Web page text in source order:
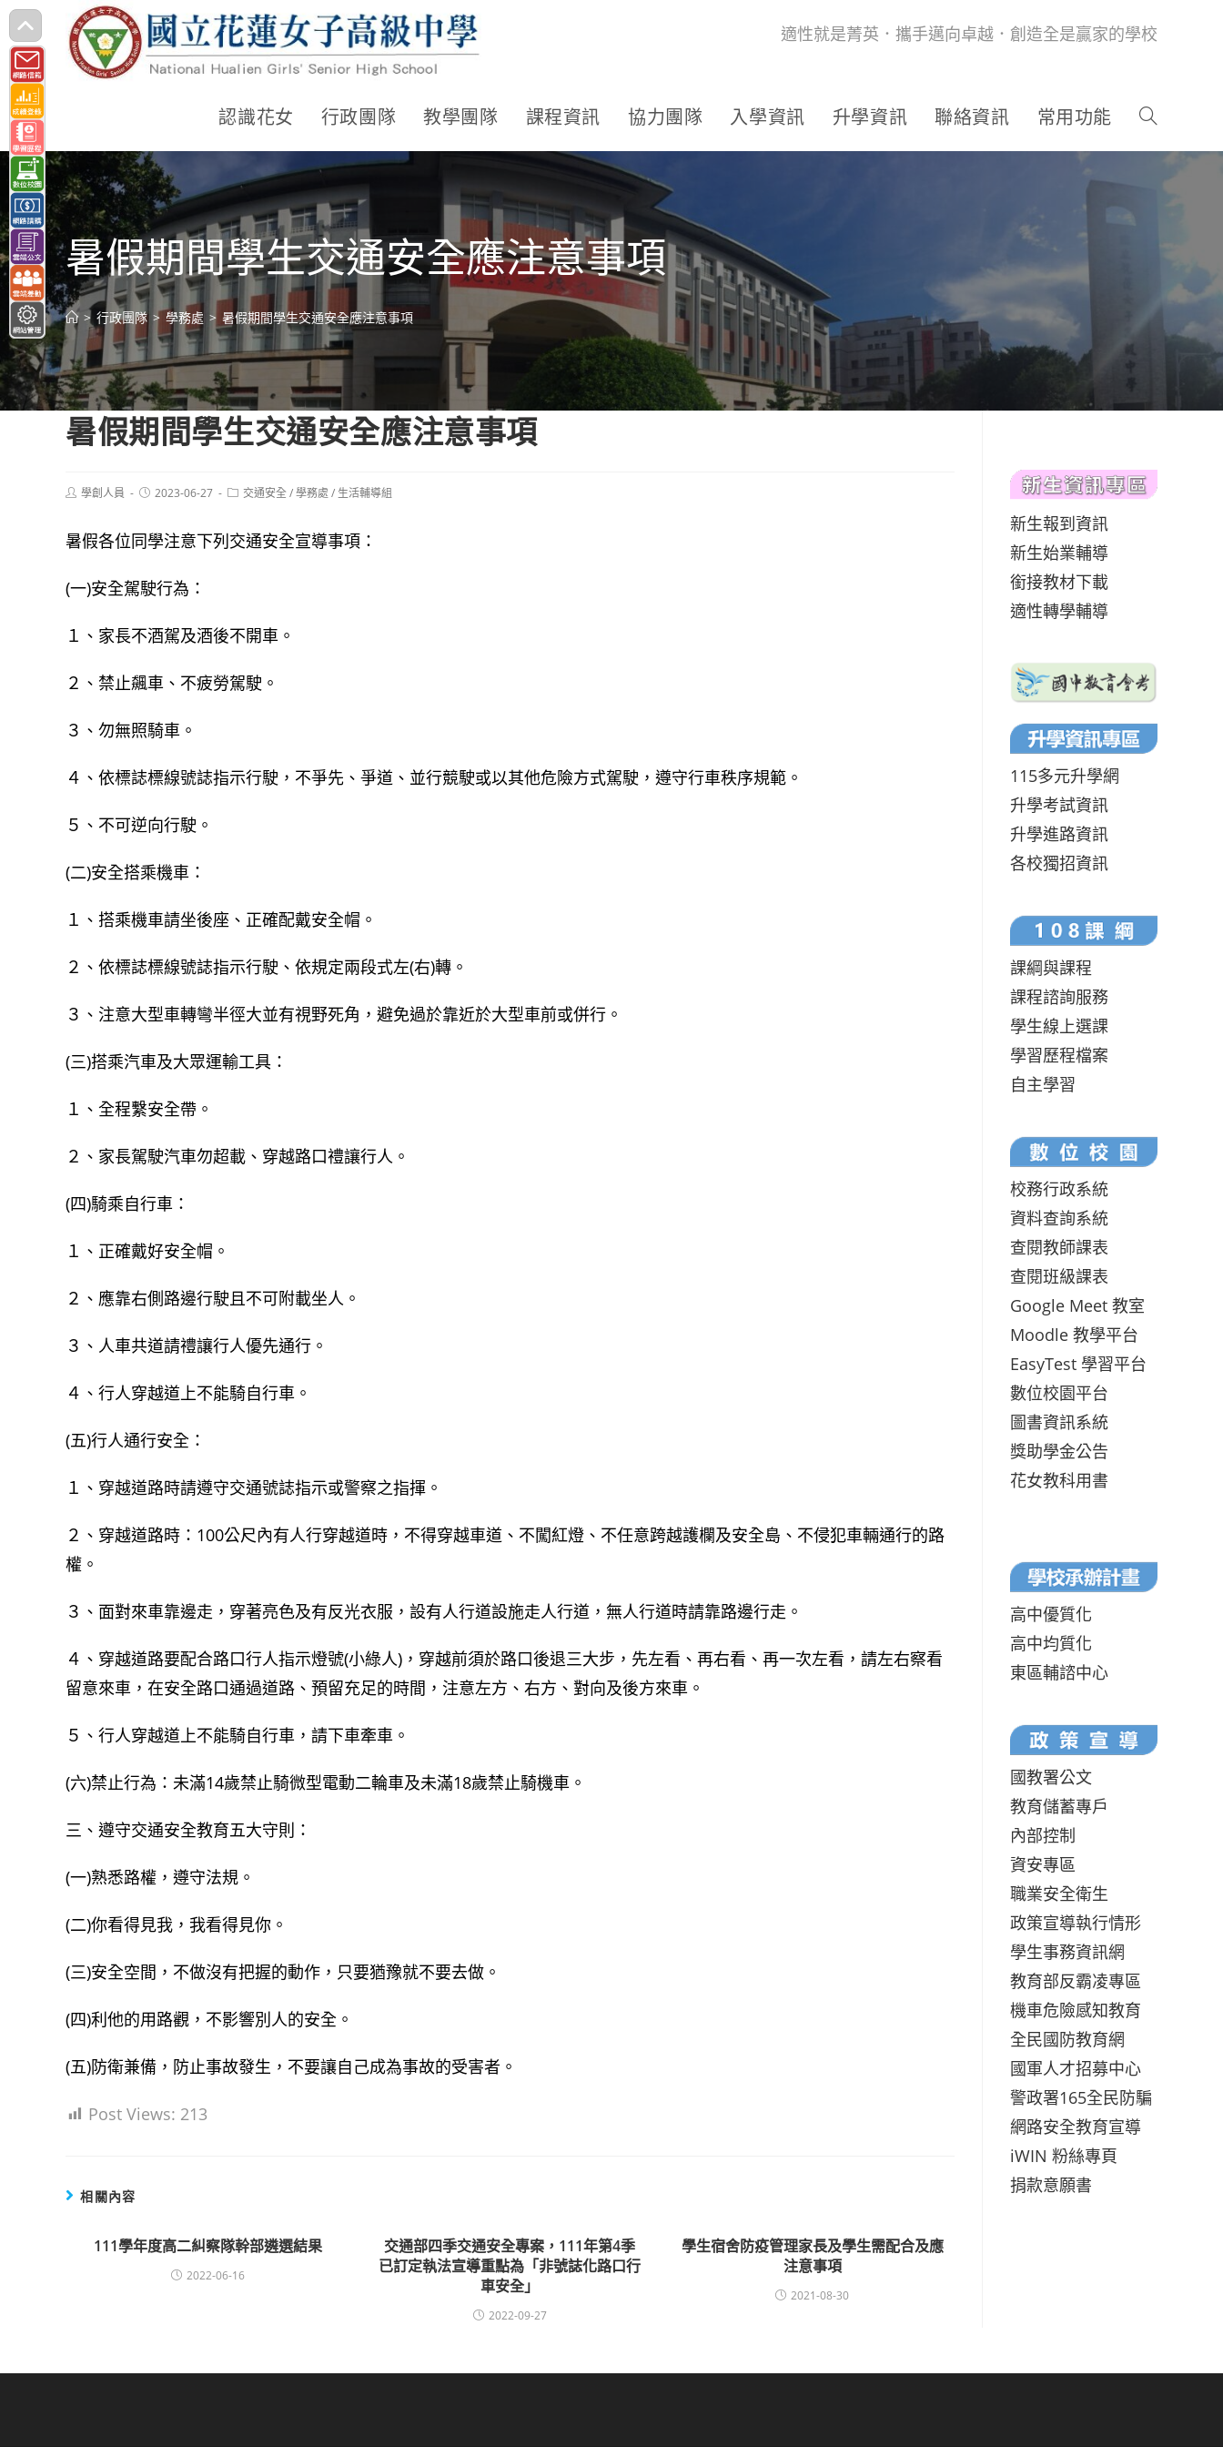
跳
轉
至
主
要
內
容
適性就是菁英．攜手邁向卓越．創造全是贏家的學校
認識花女 行政團隊 教學團隊 課程資訊 協力團隊 入學資訊 升學資訊 聯絡資訊 常用功能
暑假期間學生交通安全應注意事項
> 行政團隊 > 學務處 > 暑假期間學生交通安全應注意事項
暑假期間學生交通安全應注意事項
Post學創人員
Post2023-06-27
Post交通安全/學務處 / 生活輔導組
暑假各位同學注意下列交通安全宣導事項：
(一)安全駕駛行為：
１、家長不酒駕及酒後不開車。
２、禁止飆車、不疲勞駕駛。
３、勿無照騎車。
４、依標誌標線號誌指示行駛，不爭先、爭道、並行競駛或以其他危險方式駕駛，遵守行車秩序規範。
５、不可逆向行駛。
(二)安全搭乘機車：
１、搭乘機車請坐後座、正確配戴安全帽。
２、依標誌標線號誌指示行駛、依規定兩段式左(右)轉。
３、注意大型車轉彎半徑大並有視野死角，避免過於靠近於大型車前或併行。
(三)搭乘汽車及大眾運輸工具：
１、全程繫安全帶。
２、家長駕駛汽車勿超載、穿越路口禮讓行人。
(四)騎乘自行車：
１、正確戴好安全帽。
２、應靠右側路邊行駛且不可附載坐人。
３、人車共道請禮讓行人優先通行。
４、行人穿越道上不能騎自行車。
(五)行人通行安全：
１、穿越道路時請遵守交通號誌指示或警察之指揮。
２、穿越道路時：100公尺內有人行穿越道時，不得穿越車道、不闖紅燈、不任意跨越護欄及安全島、不侵犯車輛通行的路
權。
３、面對來車靠邊走，穿著亮色及有反光衣服，設有人行道設施走人行道，無人行道時請靠路邊行走。
４、穿越道路要配合路口行人指示燈號(小綠人)，穿越前須於路口後退三大步，先左看、再右看、再一次左看，請左右察看
留意來車，在安全路口通過道路、預留充足的時間，注意左方、右方、對向及後方來車。
５、行人穿越道上不能騎自行車，請下車牽車。
(六)禁止行為：未滿14歲禁止騎微型電動二輪車及未滿18歲禁止騎機車。
三、遵守交通安全教育五大守則：
(一)熟悉路權，遵守法規。
(二)你看得見我，我看得見你。
(三)安全空間，不做沒有把握的動作，只要猶豫就不要去做。
(四)利他的用路觀，不影響別人的安全。
(五)防衛兼備，防止事故發生，不要讓自己成為事故的受害者。
Post Views: 213
相關內容
111學年度高二糾察隊幹部遴選結果
2022-06-16
交通部四季交通安全專案，111年第4季
已訂定執法宣導重點為「非號誌化路口行
車安全」
2022-09-27
學生宿舍防疫管理家長及學生需配合及應
注意事項
2021-08-30
新生報到資訊
新生始業輔導
銜接教材下載
適性轉學輔導
115多元升學網
升學考試資訊
升學進路資訊
各校獨招資訊
課綱與課程
課程諮詢服務
學生線上選課
學習歷程檔案
自主學習
校務行政系統
資料查詢系統
查閱教師課表
查閱班級課表
Google Meet 教室
Moodle 教學平台
EasyTest 學習平台
數位校園平台
圖書資訊系統
獎助學金公告
花女教科用書
高中優質化
高中均質化
東區輔諮中心
國教署公文
教育儲蓄專戶
內部控制
資安專區
職業安全衛生
政策宣導執行情形
學生事務資訊網
教育部反霸凌專區
機車危險感知教育
全民國防教育網
國軍人才招募中心
警政署165全民防騙
網路安全教育宣導
iWIN 粉絲專頁
捐款意願書